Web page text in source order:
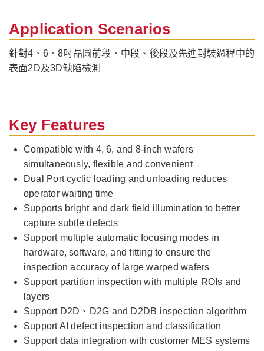
Application Scenarios
針對4、6、8吋晶圓前段、中段、後段及先進封裝過程中的
表面2D及3D缺陷檢測
Key Features
Compatible with 4, 6, and 8-inch wafers
simultaneously, flexible and convenient
Dual Port cyclic loading and unloading reduces
operator waiting time
Supports bright and dark field illumination to better
capture subtle defects
Support multiple automatic focusing modes in
hardware, software, and fitting to ensure the
inspection accuracy of large warped wafers
Support partition inspection with multiple ROIs and
layers
Support D2D、D2G and D2DB inspection algorithm
Support AI defect inspection and classification
Support data integration with customer MES systems